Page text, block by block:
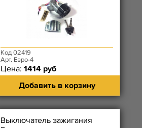
Код 02419
Арт. Евро-4
Цена: 1414 руб
Добавить в корзину
Выключатель зажигания